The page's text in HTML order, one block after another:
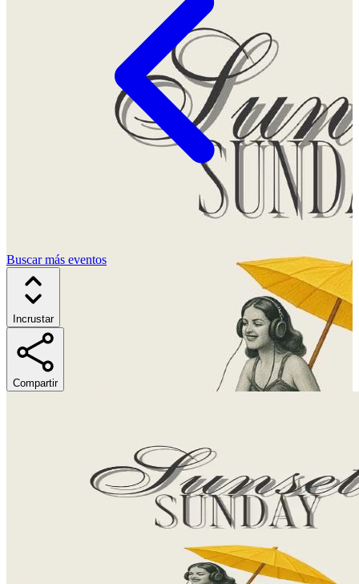
Buscar más eventos
Incrustar
Compartir